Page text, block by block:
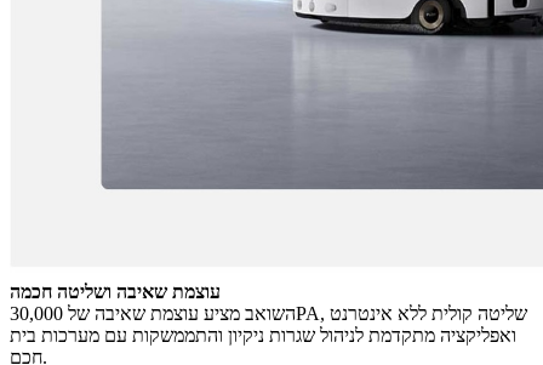
השואב מציע עוצמת שאיבה של 30,000PA, שליטה קולית ללא אינטרנט
ואפליקציה מתקדמת לניהול שגרות ניקיון והתממשקות עם מערכות בית
חכם.